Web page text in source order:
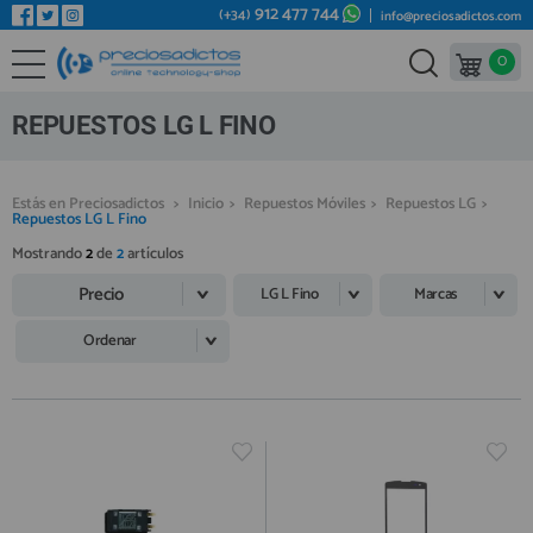
REPUESTOS MÓVILES
REPUESTOS TABLET
REPUESTOS VIDEOCONSOLAS
REPUESTOS OTROS DISPOSITIVOS
REPUESTOS PORTÁTILES
IC CHIP / FPC
Bienvenid@ otra vez
YA SOY CLIENTE
Regístrate en un momento
¿ERES NUEVO?
(+34) 912 477 744 info@preciosadictos.com
0
REPUESTOS LG L FINO
Estás en Preciosadictos > Inicio > Repuestos Móviles > Repuestos LG >
Repuestos LG L Fino
Mostrando2de2artículos
Precio LG L Fino
Marcas
Ordenar